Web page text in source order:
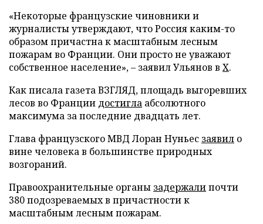
«Некоторые французские чиновники и
журналисты утверждают, что Россия каким-то
образом причастна к масштабным лесным
пожарам во Франции. Они просто не уважают
собственное население», – заявил Ульянов в X.
Как писала газета ВЗГЛЯД, площадь выгоревших
лесов во Франции достигла абсолютного
максимума за последние двадцать лет.
Глава французского МВД Лоран Нуньес заявил о
вине человека в большинстве природных
возгораний.
Правоохранительные органы задержалипочти
380 подозреваемых в причастности к
масштабным лесным пожарам.